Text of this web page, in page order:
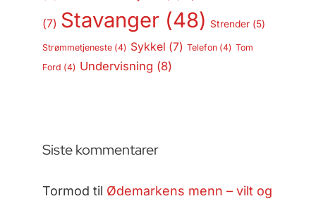
(7) Stavanger(48) Strender(5)
Strømmetjeneste(4) Sykkel (7) Telefon(4) Tom
Ford (4) Undervisning (8)
Siste kommentarer
Tormod til Ødemarkens menn – vilt og